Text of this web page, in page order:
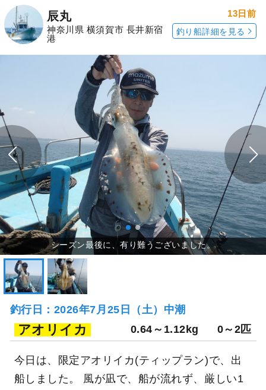
辰丸
神奈川県 横須賀市 長井新宿
港
13日前
釣り船詳細を見る
釣行日：2026年7月25日（土）中潮
アオリイカ 0.64～1.12kg 0～2匹
今日は、限定アオリイカ(ティップラン)で、出
船しました。 風が凪で、船が流れず、厳しい1